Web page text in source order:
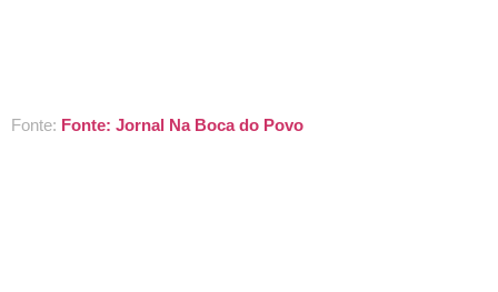
Fonte: Fonte: Jornal Na Boca do Povo